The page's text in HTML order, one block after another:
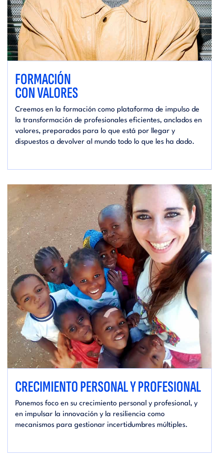
FORMACIÓN
CON VALORES
Creemos en la formación como plataforma de impulso de
la transformación de profesionales eficientes, anclados en
valores, preparados para lo que está por llegar y
dispuestos a devolver al mundo todo lo que les ha dado.
CRECIMIENTO PERSONAL Y PROFESIONAL
Ponemos foco en su crecimiento personal y profesional, y
en impulsar la innovación y la resiliencia como
mecanismos para gestionar incertidumbres múltiples.